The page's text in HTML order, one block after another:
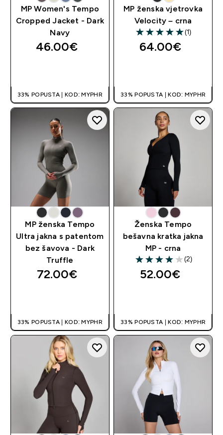
MP Women's Tempo
Cropped Jacket - Dark
Navy
46.00€‎
33% POPUSTA | KOD: MYPHR
MP ženska vjetrovka
Velocity – crna
5 out of 5 stars
(1)
64.00€‎
33% POPUSTA | KOD: MYPHR
MP ženska Tempo
Ultra jakna s patentom
bez šavova - Dark
Truffle
72.00€‎
33% POPUSTA | KOD: MYPHR
Ženska Tempo
bešavna kratka jakna
MP - crna
4 out of 5 stars
(2)
52.00€‎
33% POPUSTA | KOD: MYPHR